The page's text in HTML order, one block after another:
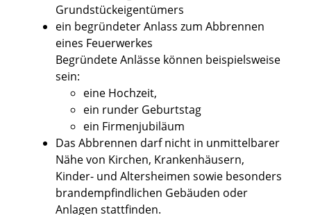
Grundstückeigentümers
ein begründeter Anlass zum Abbrennen
eines Feuerwerkes
Begründete Anlässe können beispielsweise
sein:
eine Hochzeit,
ein runder Geburtstag
ein Firmenjubiläum
Das Abbrennen darf nicht in unmittelbarer
Nähe von Kirchen, Krankenhäusern,
Kinder- und Altersheimen sowie besonders
brandempfindlichen Gebäuden oder
Anlagen stattfinden.